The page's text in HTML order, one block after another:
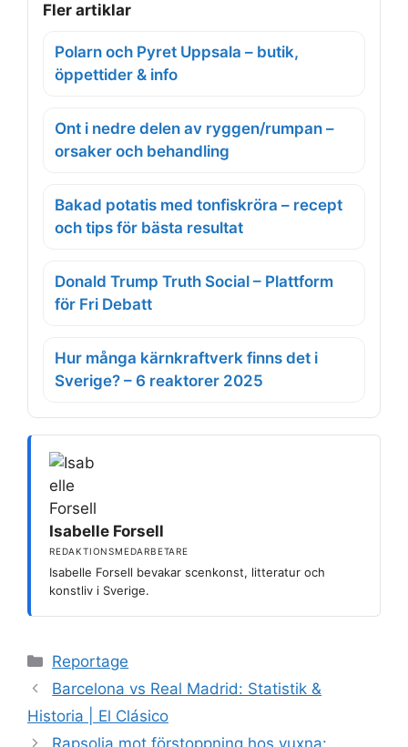
Fler artiklar
Polarn och Pyret Uppsala – butik,
öppettider & info
Ont i nedre delen av ryggen/rumpan –
orsaker och behandling
Bakad potatis med tonfiskröra – recept
och tips för bästa resultat
Donald Trump Truth Social – Plattform
för Fri Debatt
Hur många kärnkraftverk finns det i
Sverige? – 6 reaktorer 2025
Isabelle Forsell
REDAKTIONSMEDARBETARE
Isabelle Forsell bevakar scenkonst, litteratur och
konstliv i Sverige.
Kategorier
Reportage
Barcelona vs Real Madrid: Statistik &
Historia | El Clásico